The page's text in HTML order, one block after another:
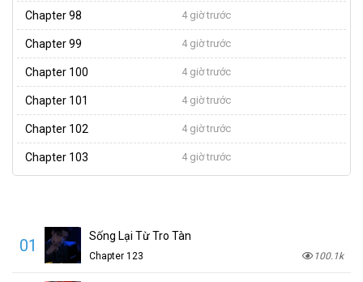
Chapter 98 4 giờ trước
Chapter 99 4 giờ trước
Chapter 100 4 giờ trước
Chapter 101 4 giờ trước
Chapter 102 4 giờ trước
Chapter 103 4 giờ trước
01 Sống Lại Từ Tro Tàn
Chapter 123 100.1k